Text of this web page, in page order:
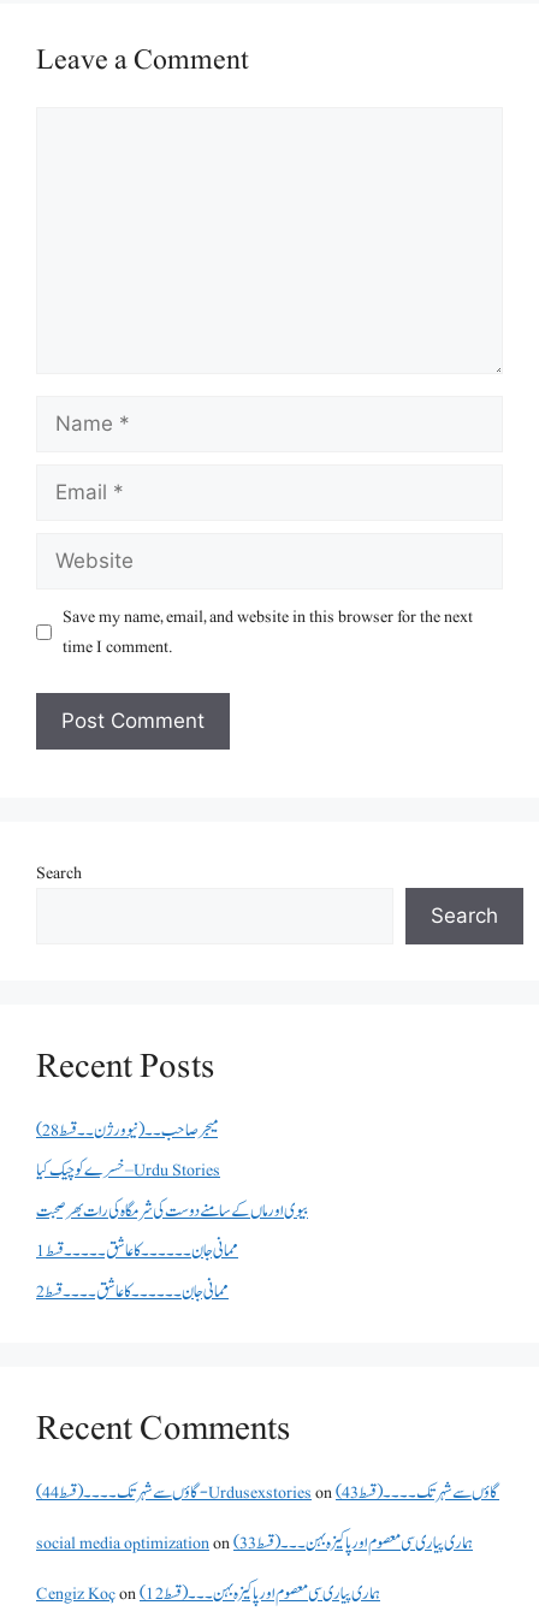
Leave a Comment
Name
Email
Website
Save my name, email, and website in this browser for the next
time I comment.
Search
Search
Recent Posts
میجر صاحب۔۔( نیو ورژن ۔۔قسط 28)
خسرے کو چیک کیا – Urdu Stories
بیوی اور ماں کے سامنے دوست کی شرمگاہ کی رات بھر صحبت
ممانی جان ۔۔۔۔۔۔کا عاشق ۔۔۔۔۔قسط 1
ممانی جان ۔۔۔۔۔۔کا عاشق ۔۔۔۔قسط 2
Recent Comments
گاؤں سے شہر تک۔۔۔۔(قسط 44) - Urdusexstorieson
گاؤں سے شہر تک۔۔۔۔(قسط 43)
social media optimizationon
ہماری پیاری سی معصوم اور پاکیزہ بہن۔۔۔(قسط33)
Cengiz Koçon ہماری پیاری سی معصوم اور پاکیزہ بہن۔۔۔(قسط12)